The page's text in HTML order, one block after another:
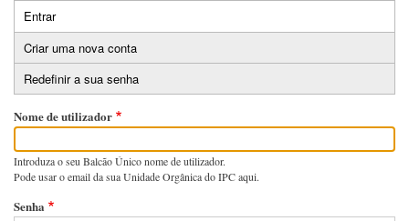
Separadores
primários
Entrar(separador
ativo)
Criar uma nova conta
Redefinir a sua senha
Nome de utilizador
Introduza o seu Balcão Único nome de utilizador.
Pode usar o email da sua Unidade Orgânica do IPC aqui.
Senha